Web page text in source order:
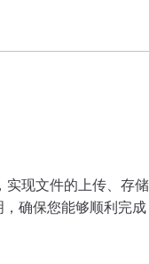
现文件的上传、存储
确保您能够顺利完成